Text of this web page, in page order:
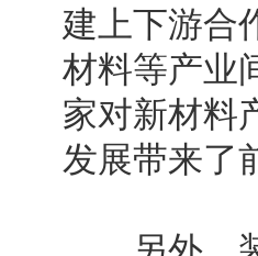
建上下游合
材料等产业
家对新材料
发展带来了